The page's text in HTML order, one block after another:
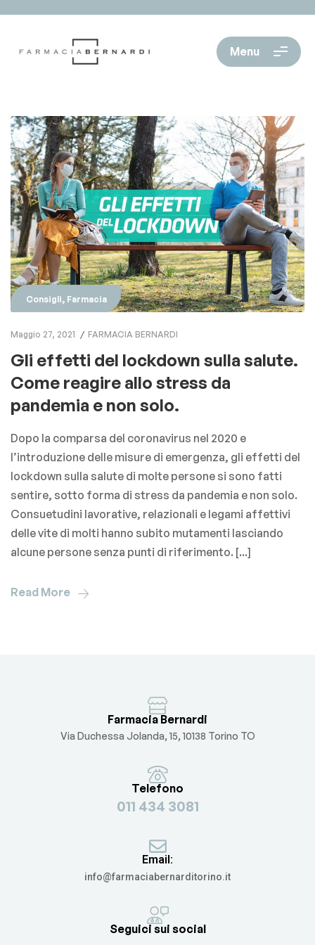
Menu
Consigli, Farmacia
Maggio 27, 2021 FARMACIA BERNARDI
Gli effetti del lockdown sulla salute.
Come reagire allo stress da
pandemia e non solo.
Dopo la comparsa del coronavirus nel 2020 e
l’introduzione delle misure di emergenza, gli effetti del
lockdown sulla salute di molte persone si sono fatti
sentire, sotto forma di stress da pandemia e non solo.
Consuetudini lavorative, relazionali e legami affettivi
delle vite di molti hanno subito mutamenti lasciando
alcune persone senza punti di riferimento. [...]
Read More
Farmacia Bernardi
Via Duchessa Jolanda, 15, 10138 Torino TO
Telefono
011 434 3081
Email:
info@farmaciabernarditorino.it
Seguici sui social